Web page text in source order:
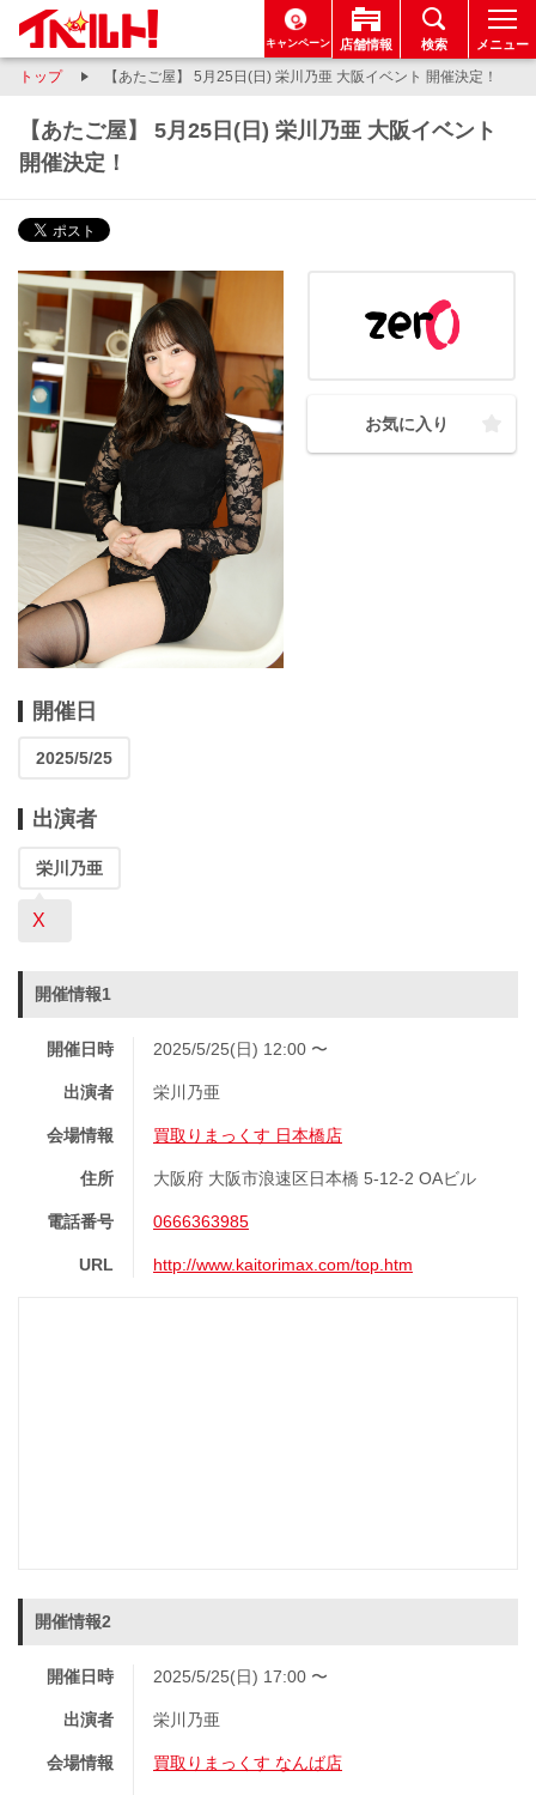
キャンペーン 店舗情報 検索 メニュー
トップ 【あたご屋】 5月25日(日) 栄川乃亜 大阪イベント 開催決定！
【あたご屋】 5月25日(日) 栄川乃亜 大阪イベント
開催決定！
お気に入り
開催日
2025/5/25
出演者
栄川乃亜
X
開催情報1
開催日時 2025/5/25(日) 12:00 〜
出演者 栄川乃亜
会場情報 買取りまっくす 日本橋店
住所 大阪府 大阪市浪速区日本橋 5-12-2 OAビル
電話番号 0666363985
URL http://www.kaitorimax.com/top.htm
開催情報2
開催日時 2025/5/25(日) 17:00 〜
出演者 栄川乃亜
会場情報 買取りまっくす なんば店